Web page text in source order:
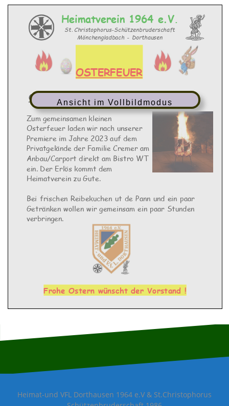
Ansicht im Vollbildmodus
Heimatverein 1964 e.V
St. Christophorus- Schützenbruderschaft
Mönchengladbach
Dorthausen
Ostersamstag 30.03.2024 ab 16:00 Uhr
Zum gemeinsamen kleinen
Osterfeuer laden wir nach unserer
Premiere im Jahre 2023 auf dem
Privatgelände der Familie Cremer am
Anbau/Carport direkt am Bistro WT
ein. Der Erlös kommt dem
Heimatverein zu Gute.
Bei frischen Reibekuchen ut de Pann und ein paar
Getränken wollen wir gemeinsam ein paar Stunden
verbringen
Frohe Ostern wünscht der Vorstand !
OSTERFEUER
Heimat-und VFL Dorthausen 1964 e.V & St.Christophorus